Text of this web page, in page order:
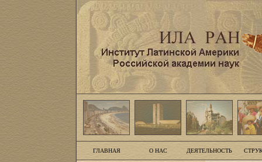
ГЛАВНАЯ О НАС ДЕЯТЕЛЬНОСТЬ